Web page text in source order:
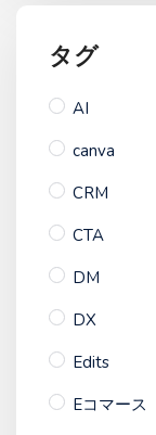
タグ
AI
canva
CRM
CTA
DM
DX
Edits
Eコマース